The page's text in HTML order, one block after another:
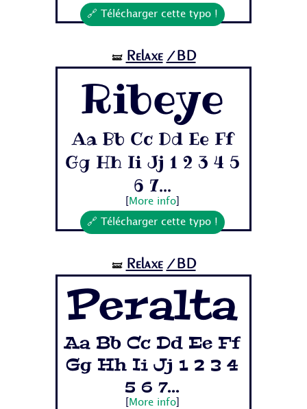
🔗 Télécharger cette typo !
🝛 Relaxe /BD
Ribeye
Aa Bb Cc Dd Ee Ff
Gg Hh Ii Jj 1 2 3 4 5
6 7...
More info]
🔗 Télécharger cette typo !
🝛 Relaxe /BD
Peralta
Aa Bb Cc Dd Ee Ff
Gg Hh Ii Jj 1 2 3 4
5 6 7...
More info]